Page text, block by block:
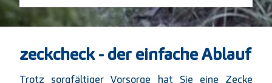
zeckcheck - der einfache Ablauf
Trotz sorgfältiger Vorsorge hat Sie eine Zecke